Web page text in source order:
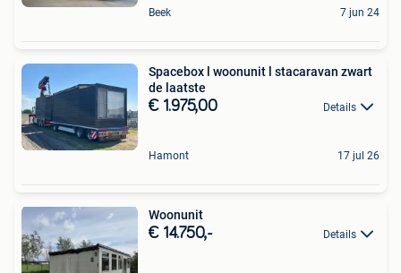
Beek 7 jun 24
Spacebox l woonunit l stacaravan zwart
de laatste
€ 1.975,00 Details
Hamont 17 jul 26
Woonunit
€ 14.750,- Details